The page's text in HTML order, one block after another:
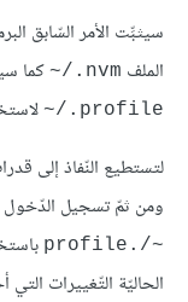
سيثبِّت الأمر السّابق
الملف ‎~/.nvm كما
‎~/.profile
لتستطيع النّفاذ إلى
ومن ثمّ تسجيل الدّخول
~/.profile
الحاليّة التّغييرات التي